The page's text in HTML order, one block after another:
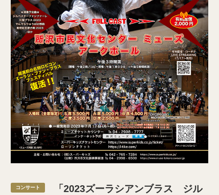
コンサート
「2023ズーラシアンブラス ジル